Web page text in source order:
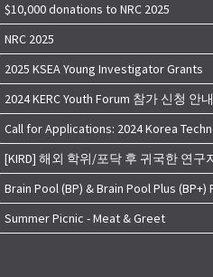
$10,000 donations to NRC 2025
NRC 2025
2025 KSEA Young Investigator Grants
2024 KERC Youth Forum 참가 신청 안내
Summer Picnic - Meat & Greet